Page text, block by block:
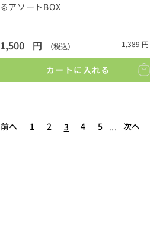
るアソートBOX
1,500 円 （税込） 1,389 円
カートに入れる
前へ 1 2 3 4 5 ... 次へ